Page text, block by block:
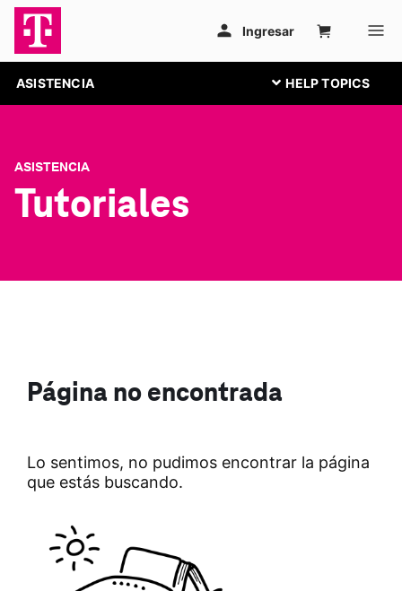
ASISTENCIA
ASISTENCIA
Tutoriales